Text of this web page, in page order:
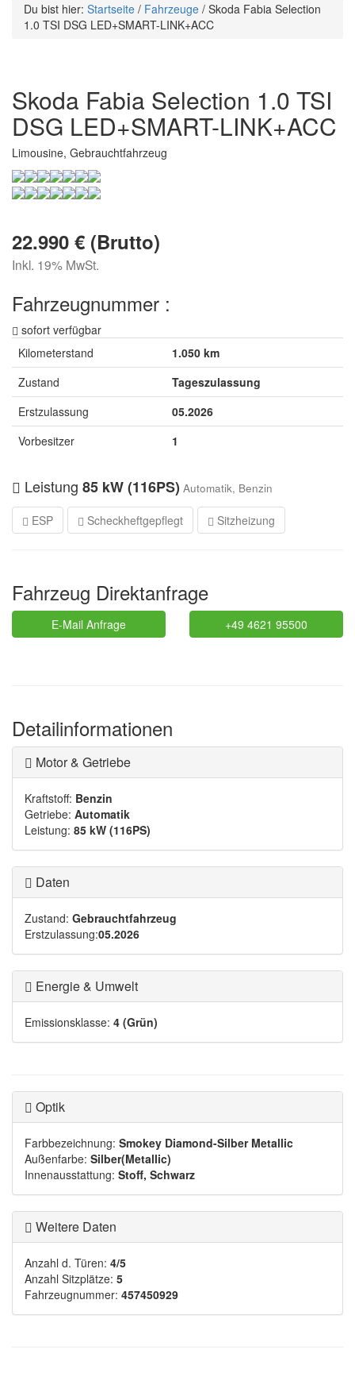
Du bist hier: Startseite / Fahrzeuge / Skoda Fabia Selection
1.0 TSI DSG LED+SMART-LINK+ACC
Skoda Fabia Selection 1.0 TSI
DSG LED+SMART-LINK+ACC
Limousine, Gebrauchtfahrzeug
22.990 € (Brutto)
Inkl. 19% MwSt.
Fahrzeugnummer :
sofort verfügbar
Kilometerstand
1.050 km
Zustand
Tageszulassung
Erstzulassung
05.2026
Vorbesitzer
1
Leistung 85 kW (116PS) Automatik, Benzin
ESP Scheckheftgepflegt Sitzheizung
Fahrzeug Direktanfrage
E-Mail Anfrage +49 4621 95500
Detailinformationen
Motor & Getriebe
Kraftstoff: Benzin
Getriebe: Automatik
Leistung: 85 kW (116PS)
Daten
Zustand: Gebrauchtfahrzeug
Erstzulassung:05.2026
Energie & Umwelt
Emissionsklasse: 4 (Grün)
Optik
Farbbezeichnung: Smokey Diamond-Silber Metallic
Außenfarbe: Silber(Metallic)
Innenausstattung: Stoff, Schwarz
Weitere Daten
Anzahl d. Türen: 4/5
Anzahl Sitzplätze: 5
Fahrzeugnummer: 457450929